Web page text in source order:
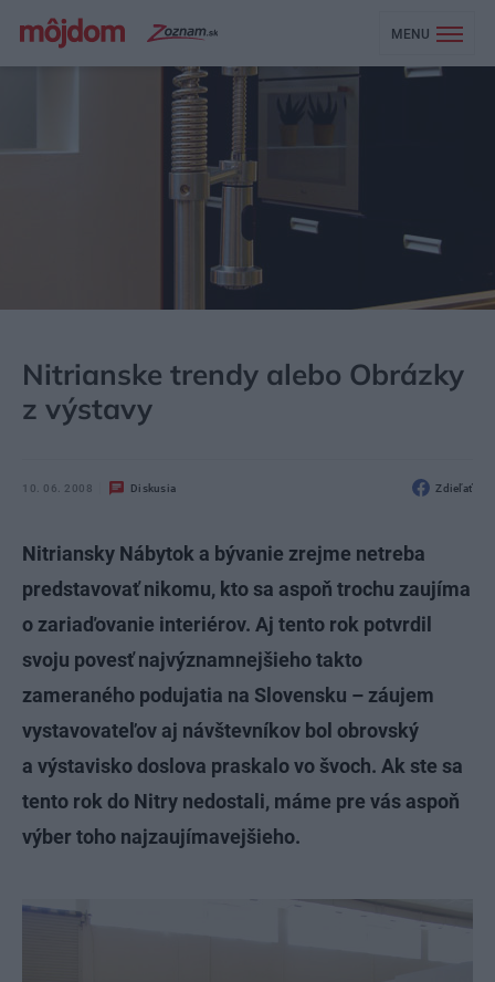
MENU
Nitrianske trendy alebo Obrázky
z výstavy
10. 06. 2008 Diskusia Zdieľať
Nitriansky Nábytok a bývanie zrejme netreba
predstavovať nikomu, kto sa aspoň trochu zaujíma
o zariaďovanie interiérov. Aj tento rok potvrdil
svoju povesť najvýznamnejšieho takto
zameraného podujatia na Slovensku – záujem
vystavovateľov aj návštevníkov bol obrovský
a výstavisko doslova praskalo vo švoch. Ak ste sa
tento rok do Nitry nedostali, máme pre vás aspoň
výber toho najzaujímavejšieho.